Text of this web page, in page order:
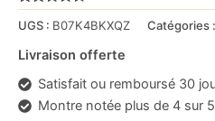
sur 5
sur
client
UGS : B07K4BKXQZ Catégories :
Livraison offerte
Satisfait ou remboursé 30
Montre notée plus de 4 sur 5